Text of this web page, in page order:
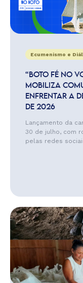
Ecumenismo e
“BOTO FÉ NO
MOBILIZA
ENFRENTAR A
DE 2026
Lançamento da
30 de julho, com
pelas redes